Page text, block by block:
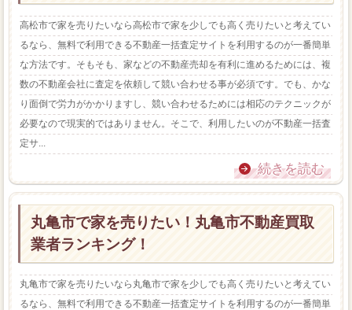
高松市で家を売りたいなら高松市で家を少しでも高く売りたいと考えてい
るなら、無料で利用できる不動産一括査定サイトを利用するのが一番簡単
な方法です。そもそも、家などの不動産売却を有利に進めるためには、複
数の不動産会社に査定を依頼して競い合わせる事が必須です。でも、かな
り面倒で労力がかかりますし、競い合わせるためには相応のテクニックが
必要なので現実的ではありません。そこで、利用したいのが不動産一括査
定サ...
続きを読む
丸亀市で家を売りたい！丸亀市不動産買取
業者ランキング！
丸亀市で家を売りたいなら丸亀市で家を少しでも高く売りたいと考えてい
るなら、無料で利用できる不動産一括査定サイトを利用するのが一番簡単